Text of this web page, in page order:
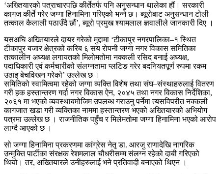
‘अख्तियारको पत्राचारपछि कीर्तेतर्फ पनि अनुसन्धान थालेका हौं। सरकारी
कागज कीर्ते गरेर जग्गा हिनामिना गरिएको भन्ने छ। ब्यूरोबाट अनुसन्धान टोली
तत्काल कैलाली पठाउँदै छौं’, ब्यूरो प्रमुख श्यामलाल ज्ञवालीले जानकारी दिए ।
यसअघि अख्तियारले दायर गरेको मुद्दामा ‘टीकापुर नगरपालिका–१ स्थित
टीकापुर बजार क्षेत्रको करिब ६ सय रोपनी जग्गा नगर विकास समितिका
तत्कालीन अध्यक्ष लगायतको मिलोमतोमा नक्कली रसिद बनाई अध्यक्ष,
पदाधिकारी एवं कर्मचारीको संलग्नतामा प्लटिङ गरेर बदनियतपूर्ण रुपमा रकम
उठाइ बेचविखन गरेको’ उल्लेख छ ।
समितिको स्वामित्वमा रहेको जग्गा व्यक्ति विशेष तथा संघ–संस्थाहरुलाई वितरण
गरी हक हस्तान्तरण गर्दा नगर विकास ऐन, २०४५ तथा नगर विकास निर्देशिका,
२०६१ मा भएको व्यवस्थाबमोजिम उपलब्ध गराउनु पर्नेमा त्यसविपरीत नक्कली
कागजात खडा गरी व्यक्तिका नाममा हस्तान्तरण भएको अख्तियारको अभियोग
पत्रमा उल्लेख छ । राजनीतिक पहुँच र मिलेमतोमा जग्गा हिनामिना भएको आरोप
लाग्दै आएको छ ।
सो जग्गा हिनामिना प्रकरणमा कांग्रेस नेतृ डा. आरजु राणादेखि नागरिक
उन्मुक्ति पार्टीका संरक्षक रेशमलाल चौधरीसम्म संलग्न रहेको दाबी गरिएको
थियो। तर, अख्तियारले उनीहरुलाई भने प्रतिवादी बनाएको थिएन ।